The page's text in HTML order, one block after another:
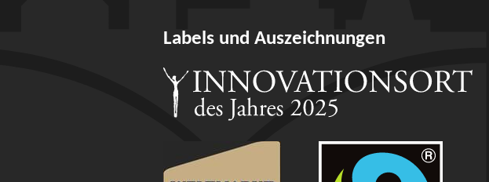
Labels und Auszeichnungen